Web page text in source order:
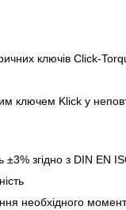
ключів Click-
ключем Klick у
±3% згідно з DIN EN
необхідного